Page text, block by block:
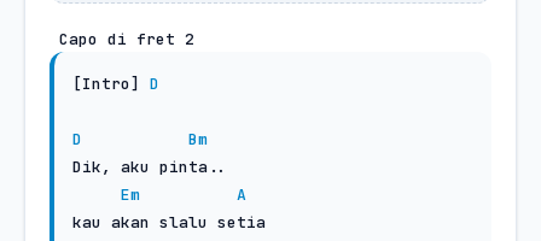
Capo di fret 2
[Intro] D
D
Bm
Dik, aku pinta..
Em
A